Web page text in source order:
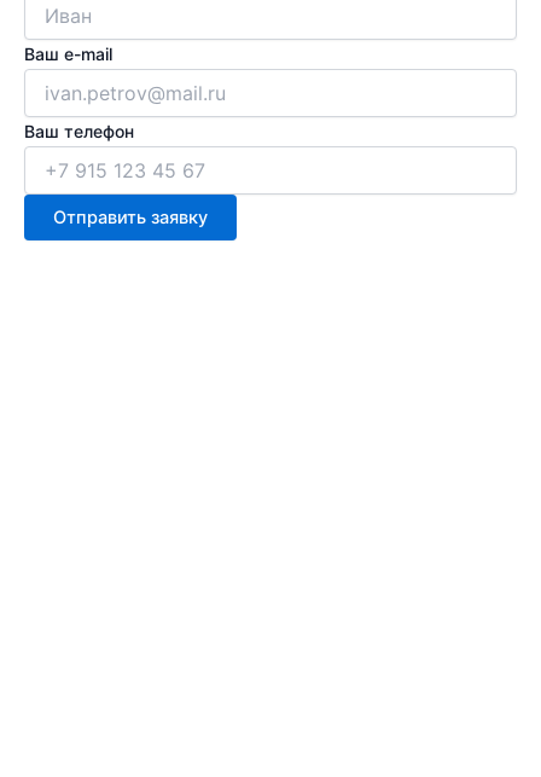
Ваш e-mail
Ваш телефон
Отправить заявку